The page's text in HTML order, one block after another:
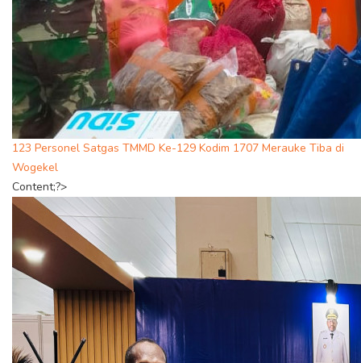
123 Personel Satgas TMMD Ke-129 Kodim 1707 Merauke Tiba di
Wogekel
Content;?>